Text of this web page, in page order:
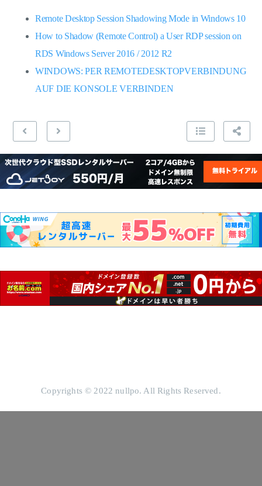
Remote Desktop Session Shadowing Mode in Windows 10
How to Shadow (Remote Control) a User RDP session on
RDS Windows Server 2016 / 2012 R2
WINDOWS: PER REMOTEDESKTOPVERBINDUNG
AUF DIE KONSOLE VERBINDEN
Copyrights © 2022 nullpo. All Rights Reserved.